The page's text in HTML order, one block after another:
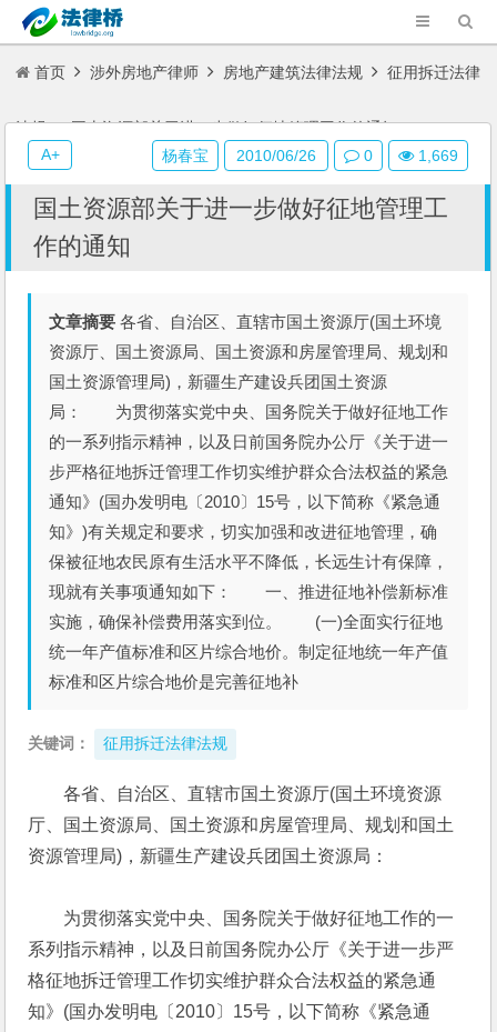
首页 涉外房地产律师 房地产建筑法律法规 征用拆迁法律
法规 国土资源部关于进一步做好征地管理工作的通知
国土资源部关于进一步做好征地管理工
作的通知
文章摘要 各省、自治区、直辖市国土资源厅(国土环境
资源厅、国土资源局、国土资源和房屋管理局、规划和
国土资源管理局)，新疆生产建设兵团国土资源
局： 为贯彻落实党中央、国务院关于做好征地工作
的一系列指示精神，以及日前国务院办公厅《关于进一
步严格征地拆迁管理工作切实维护群众合法权益的紧急
通知》(国办发明电〔2010〕15号，以下简称《紧急通
知》)有关规定和要求，切实加强和改进征地管理，确
保被征地农民原有生活水平不降低，长远生计有保障，
现就有关事项通知如下： 一、推进征地补偿新标准
实施，确保补偿费用落实到位。 (一)全面实行征地
统一年产值标准和区片综合地价。制定征地统一年产值
标准和区片综合地价是完善征地补
关键词： 征用拆迁法律法规
各省、自治区、直辖市国土资源厅(国土环境资源
厅、国土资源局、国土资源和房屋管理局、规划和国土
资源管理局)，新疆生产建设兵团国土资源局：
为贯彻落实党中央、国务院关于做好征地工作的一
系列指示精神，以及日前国务院办公厅《关于进一步严
格征地拆迁管理工作切实维护群众合法权益的紧急通
知》(国办发明电〔2010〕15号，以下简称《紧急通
杨春宝 2010/06/26 0 1,669
A+